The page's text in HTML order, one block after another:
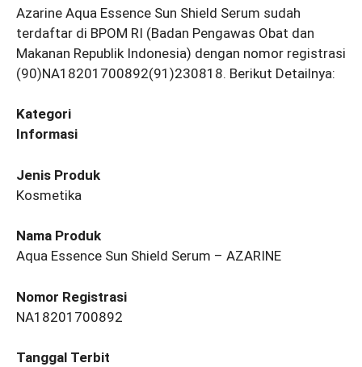
Azarine Aqua Essence Sun Shield Serum sudah
terdaftar di BPOM RI (Badan Pengawas Obat dan
Makanan Republik Indonesia) dengan nomor registrasi
(90)NA18201700892(91)230818. Berikut Detailnya:
Kategori
Informasi
Jenis Produk
Kosmetika
Nama Produk
Aqua Essence Sun Shield Serum – AZARINE
Nomor Registrasi
NA18201700892
Tanggal Terbit